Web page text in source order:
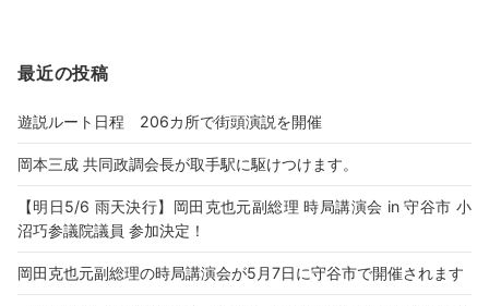
最近の投稿
遊説ルート日程 206カ所で街頭演説を開催
岡本三成 共同政調会長が取手駅に駆けつけます。
【明日5/6 雨天決行】岡田克也元副総理 時局講演会 in 守谷市 小
沼巧参議院議員 参加決定！
岡田克也元副総理の時局講演会が5月7日に守谷市で開催されます